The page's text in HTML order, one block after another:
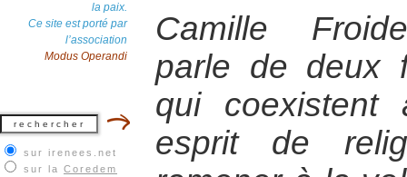
la paix.
Ce site est porté par
l’association
Modus Operandi
sur irenees.net
sur la Coredem
Camille
parle de deux
qui coexistent
esprit de